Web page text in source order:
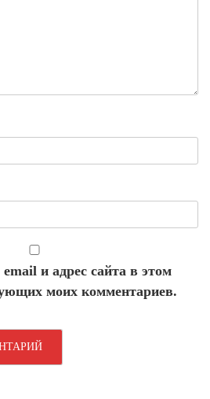
и адрес сайта в этом
моих комментариев.